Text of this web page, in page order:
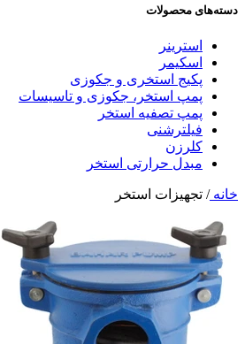
دسته‌های محصولات
استرینر
اسکیمر
پکیج استخری و جکوزی
پمپ استخر، جکوزی و تاسیسات
پمپ تصفیه استخر
فیلترشنی
کلرزن
مبدل حرارتی استخر
خانه/ تجهیزات استخر